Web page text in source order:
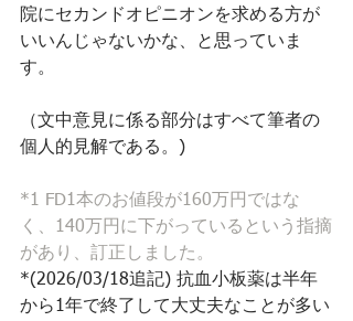
院にセカンドオピニオンを求める方が
いいんじゃないかな、と思っていま
す。
（文中意見に係る部分はすべて筆者の
個人的見解である。)
*1 FD1本のお値段が160万円ではな
く、140万円に下がっているという指摘
があり、訂正しました。
*(2026/03/18追記) 抗血小板薬は半年
から1年で終了して大丈夫なことが多い